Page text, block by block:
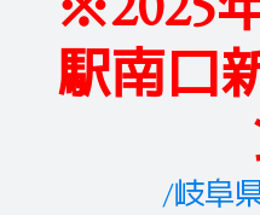
駅南口
/岐阜